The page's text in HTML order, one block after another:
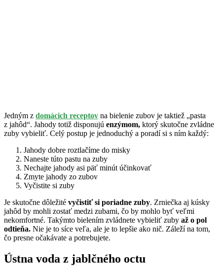
Jedným z domácich receptov na bielenie zubov je taktiež „pasta
z jahôd“. Jahody totiž disponujú enzýmom, ktorý skutočne zvládne
zuby vybieliť. Celý postup je jednoduchý a poradí si s ním každý:
Jahody dobre roztlačíme do misky
Naneste túto pastu na zuby
Nechajte jahody asi päť minút účinkovať
Zmyte jahody zo zubov
Vyčistite si zuby
Je skutočne dôležité vyčistiť si poriadne zuby. Zrniečka aj kúsky
jahôd by mohli zostať medzi zubami, čo by mohlo byť veľmi
nekomfortné. Takýmto bielením zvládnete vybieliť zuby až o pol
odtieňa. Nie je to síce veľa, ale je to lepšie ako nič. Záleží na tom,
čo presne očakávate a potrebujete.
Ústna voda z jablčného octu